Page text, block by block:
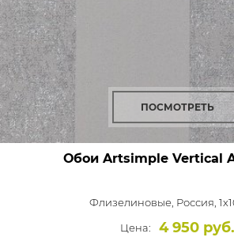
ПОСМОТРЕТЬ
Обои Artsimple Vertical
Флизелиновые, Россия,
Цена:
4 950 руб.